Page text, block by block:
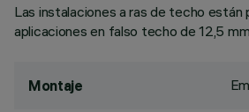
Las instalaciones a ras de techo están
aplicaciones en falso techo de 12,5
Montaje